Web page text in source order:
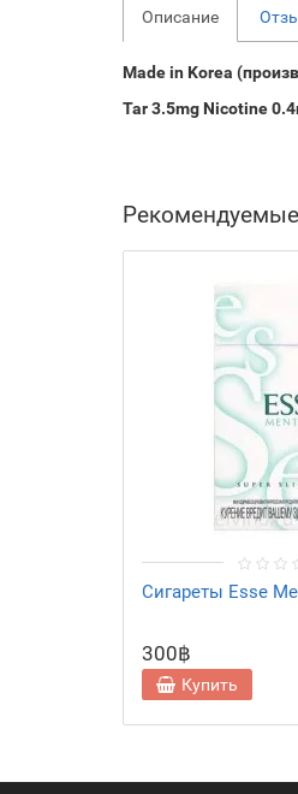
Описание
Made in Korea
Tar 3.5mg Nicotine
Сигареты Esse
300฿
Купить